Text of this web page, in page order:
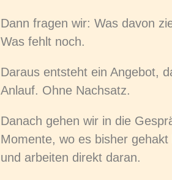
Dann fragen wir: Was davon
Was fehlt noch.
Daraus entsteht ein Angebot,
Anlauf. Ohne Nachsatz.
Danach gehen wir in die
Momente, wo es bisher
und arbeiten direkt daran.